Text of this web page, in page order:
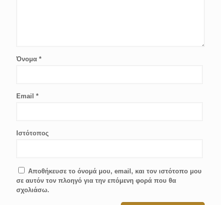
Όνομα *
Email *
Ιστότοπος
Αποθήκευσε το όνομά μου, email, και τον ιστότοπο μου
σε αυτόν τον πλοηγό για την επόμενη φορά που θα
σχολιάσω.